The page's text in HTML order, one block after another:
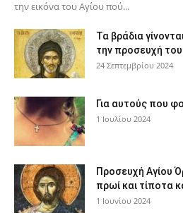
την εικόνα του Αγίου πού...
Τα βράδια
την προσευχή του
24 Σεπτεμβρίου 2024
Για αυτούς που
1 Ιουλίου 2024
Προσευχή Αγίου
πρωί και τίποτα
1 Ιουνίου 2024